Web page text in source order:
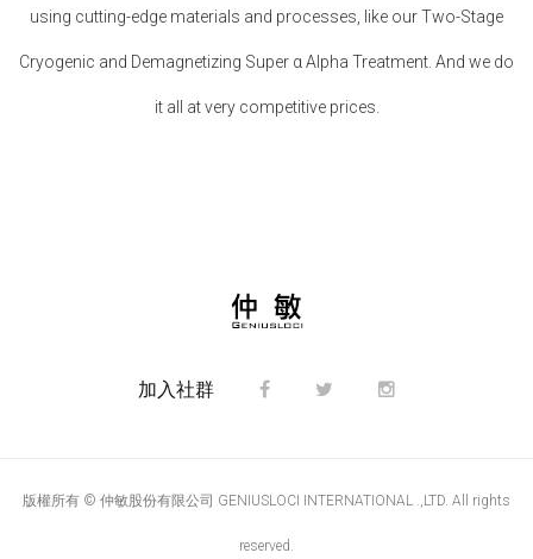
using cutting-edge materials and processes, like our Two-Stage
Cryogenic and Demagnetizing Super α Alpha Treatment. And we do
it all at very competitive prices.
加入社群
版權所有 © 仲敏股份有限公司 GENIUSLOCI INTERNATIONAL .,LTD. All rights
reserved.